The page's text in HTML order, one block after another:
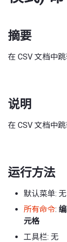
摘要
在 CSV 文档中
说明
在 CSV 文档中
运行方法
默认菜单: 无
所有命令:
元格
工具栏: 无